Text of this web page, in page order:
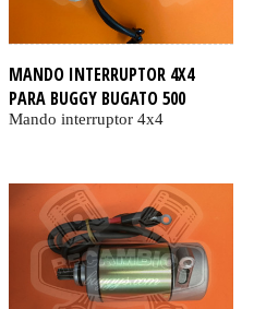
MANDO INTERRUPTOR 4X4
PARA BUGGY BUGATO 500
Mando interruptor 4x4